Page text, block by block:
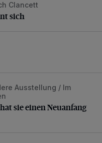
sich
Clancett
sich
sie einen Neuanfang
Ausstellung / Im
sie einen Neuanfang